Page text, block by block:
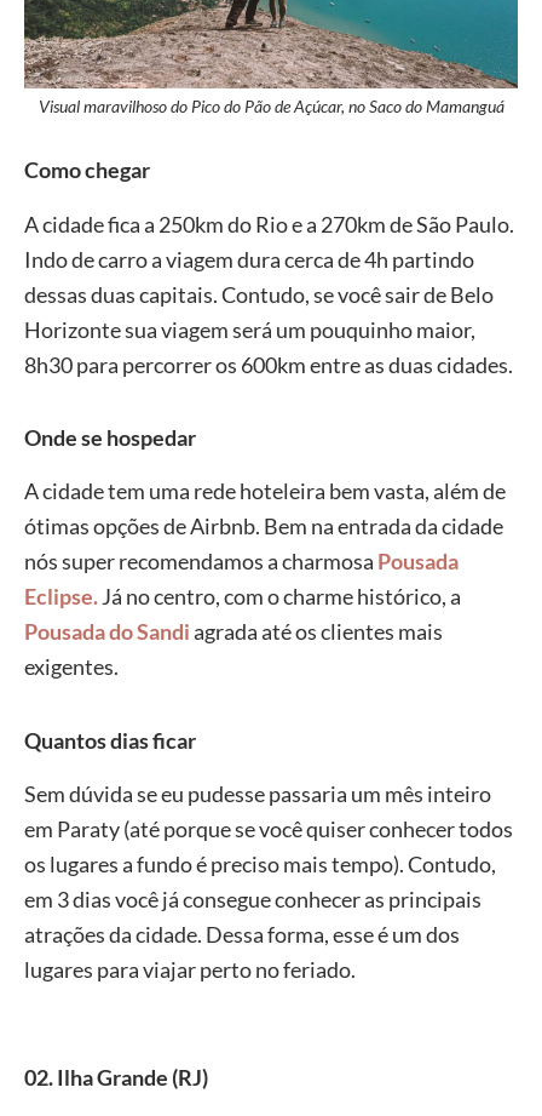
Visual maravilhoso do Pico do Pão de Açúcar, no Saco do Mamanguá
Como chegar
A cidade fica a 250km do Rio e a 270km de São Paulo.
Indo de carro a viagem dura cerca de 4h partindo
dessas duas capitais. Contudo, se você sair de Belo
Horizonte sua viagem será um pouquinho maior,
8h30 para percorrer os 600km entre as duas cidades.
Onde se hospedar
A cidade tem uma rede hoteleira bem vasta, além de
ótimas opções de Airbnb. Bem na entrada da cidade
nós super recomendamos a charmosa Pousada
Eclipse.Já no centro, com o charme histórico, a
Pousada do Sandiagrada até os clientes mais
exigentes.
Quantos dias ficar
Sem dúvida se eu pudesse passaria um mês inteiro
em Paraty (até porque se você quiser conhecer todos
os lugares a fundo é preciso mais tempo). Contudo,
em 3 dias você já consegue conhecer as principais
atrações da cidade. Dessa forma, esse é um dos
lugares para viajar perto no feriado.
02. Ilha Grande (RJ)